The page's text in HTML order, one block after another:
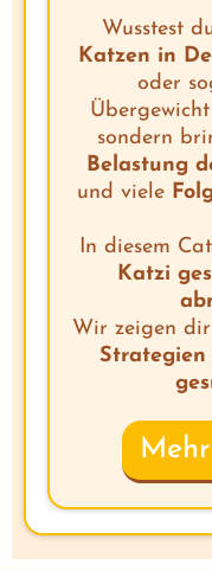
Wusstest
Katzen in
oder
sondern
Belastung
und viele
In diesem
Katzi
Wir zeigen dir